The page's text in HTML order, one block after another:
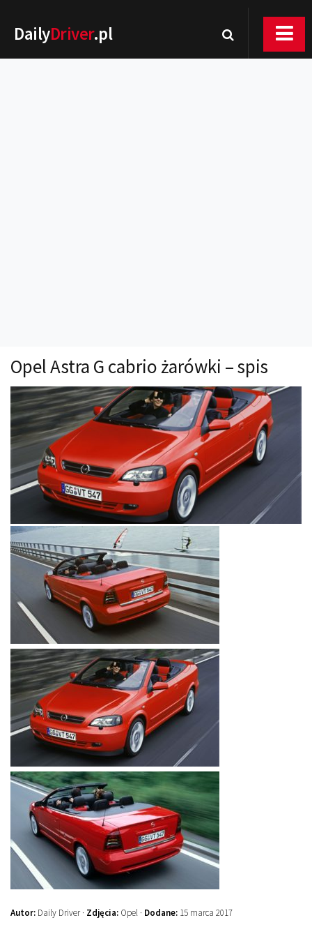
DailyDriver.pl
Technika jazdy
Oświetlenie
Kalkulatory
Przelicznik mocy
Auto z niemiec
Galerie
Opel Astra G cabrio żarówki – spis
Autor: Daily Driver · Zdjęcia: Opel · Dodane: 15 marca 2017